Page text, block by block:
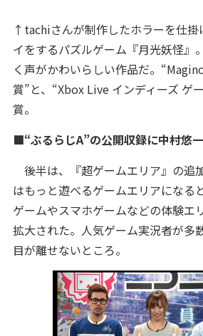
↑tachiさんが制作したホラーを仕掛
イをするパズルゲーム『月光妖怪』
く声がかわいらしい作品だ。
賞”と、“Xbox Live インディーズ
賞。
■“ぶるらじA”の公開収録に中村悠
後半は、『超ゲームエリア』の追
はもっと遊べるゲームエリアになる
ゲームやスマホゲームなどの体験エ
拡大された。人気ゲーム実況者が多
目が離せないところ。